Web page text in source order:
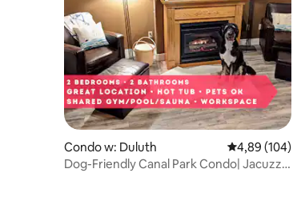
Condo w: Duluth Średnia
4,89 (104)
Dog-Friendly Canal Park Condo| Jacuzzi|